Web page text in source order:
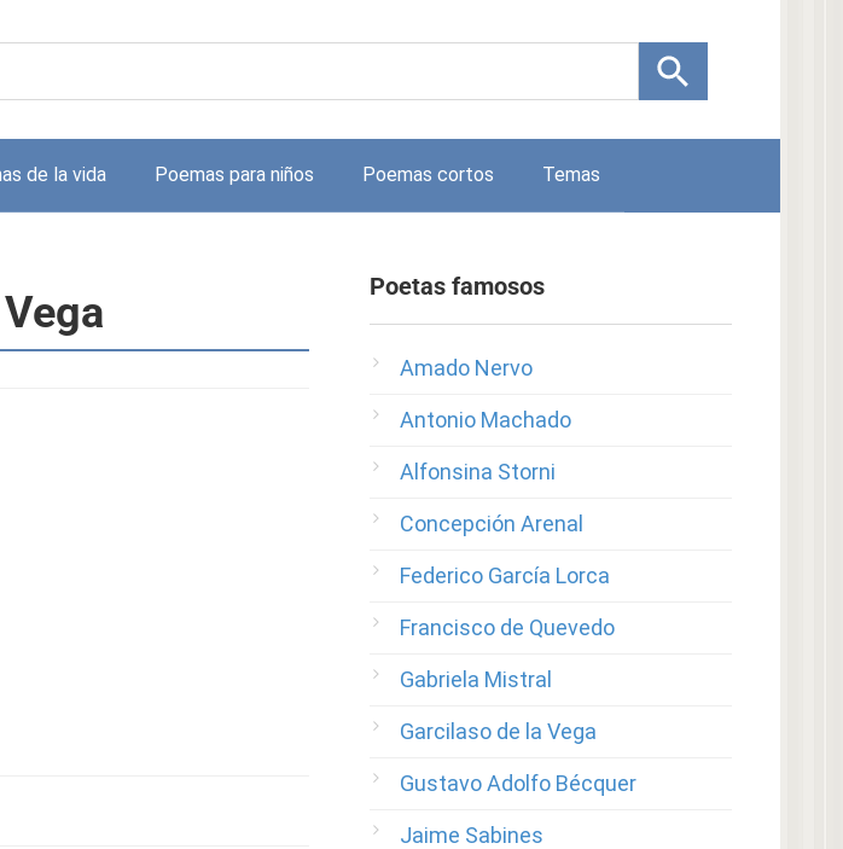
de la vida Poemas para niños Poemas cortos Temas
Poetas famosos
Amado Nervo
Antonio Machado
Alfonsina Storni
Concepción Arenal
Federico García Lorca
Francisco de Quevedo
Gabriela Mistral
Garcilaso de la Vega
Gustavo Adolfo Bécquer
Jaime Sabines